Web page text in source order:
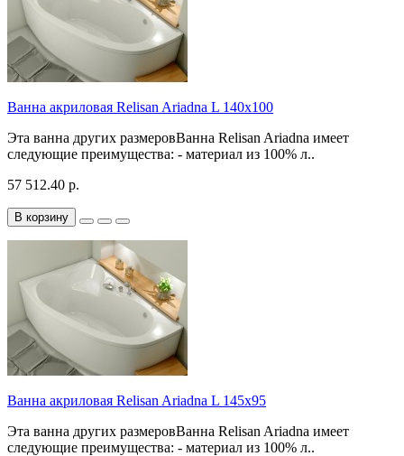
Ванна акриловая Relisan Ariadna L 140x100
Эта ванна других размеровВанна Relisan Ariadna имеет
следующие преимущества: - материал из 100% л..
57 512.40 р.
В корзину
Ванна акриловая Relisan Ariadna L 145x95
Эта ванна других размеровВанна Relisan Ariadna имеет
следующие преимущества: - материал из 100% л..